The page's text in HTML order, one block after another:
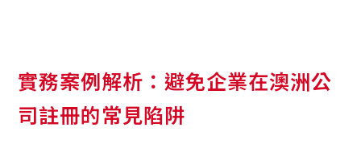
實務案例解析：避免企業在澳洲公
司註冊的常見陷阱